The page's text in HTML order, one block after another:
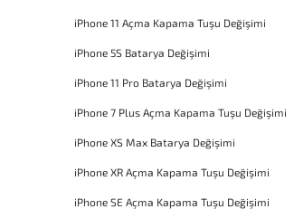
iPhone 11 Açma Kapama Tuşu Değişimi
iPhone 5S Batarya Değişimi
iPhone 11 Pro Batarya Değişimi
iPhone 7 Plus Açma Kapama Tuşu Değişimi
iPhone XS Max Batarya Değişimi
iPhone XR Açma Kapama Tuşu Değişimi
iPhone SE Açma Kapama Tuşu Değişimi